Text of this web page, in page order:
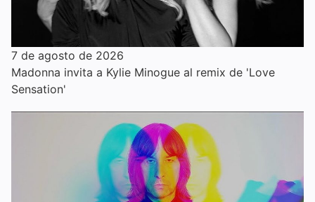
7 de agosto de 2026
Madonna invita a Kylie Minogue al remix de 'Love
Sensation'